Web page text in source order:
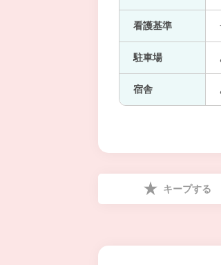
看護基準
駐車場
宿舎
キープする